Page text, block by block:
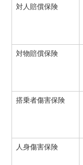
対人賠償保険
対物賠償保険
搭乗者傷害保険
人身傷害保険